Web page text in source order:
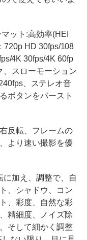
ット:高効率(HEI
720p HD 30fps/108
4K 30fps/4K 60fp
、スローモーション
、ステレオ音
ボタンをバースト
反転、フレームの
より速い撮影を優
加え、調整で、自
、シャドウ、コン
、彩度、自然な彩
精細度、ノイズ除
そして細かく調整